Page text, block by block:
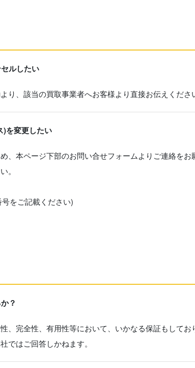
ルしたい
り、該当の買取事業者へお客様より直接お伝えくださ
)を変更したい
、本ページ下部のお問い合せフォームよりご連絡をお
。
をご記載ください)
？
、完全性、有用性等において、いかなる保証もしてお
ではご回答しかねます。